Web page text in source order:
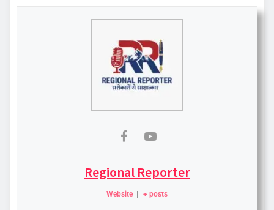
Regional Reporter
Website + posts